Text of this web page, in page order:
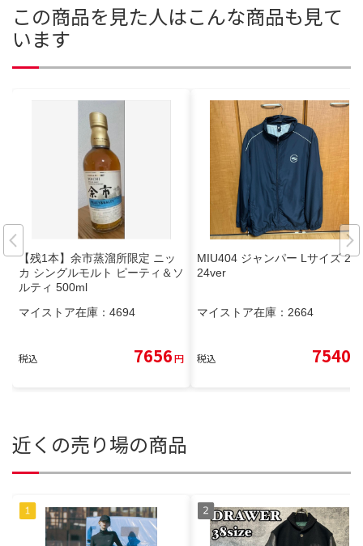
この商品を見た人はこんな商品も見て
います
【残1本】余市蒸溜所限定 ニッ
カ シングルモルト ピーティ＆ソ
ルティ 500ml
マイストア在庫： 4694
税込 7656円
MIU404 ジャンパー Lサイズ 20
24ver
マイストア在庫： 2664
税込 7540
近くの売り場の商品